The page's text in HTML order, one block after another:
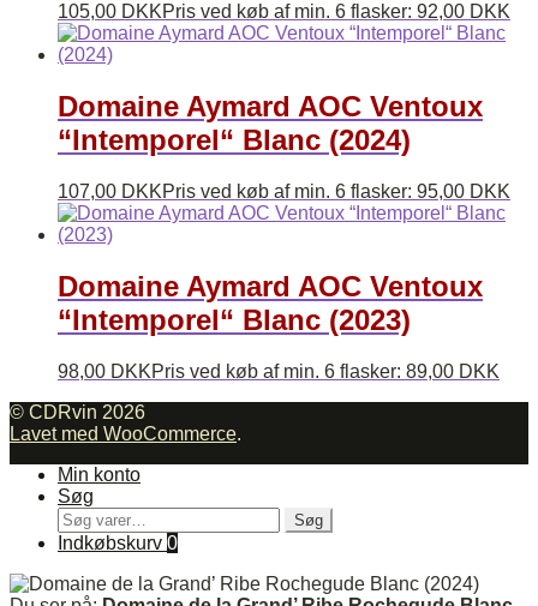
105,00 DKKPris ved køb af min. 6 flasker: 92,00 DKK
Domaine Aymard AOC Ventoux
“Intemporel“ Blanc (2024)
107,00 DKKPris ved køb af min. 6 flasker: 95,00 DKK
Domaine Aymard AOC Ventoux
“Intemporel“ Blanc (2023)
98,00 DKKPris ved køb af min. 6 flasker: 89,00 DKK
© CDRvin 2026
Lavet med WooCommerce.
Min konto
Søg
Søg
efter:
Søg
Indkøbskurv 0